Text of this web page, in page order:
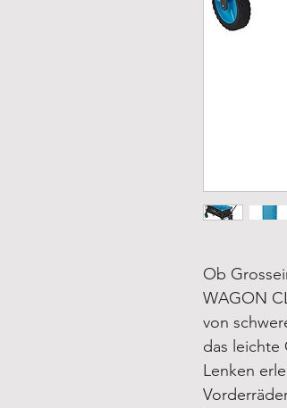
Ob
WAGON
von
das leichte
Lenken